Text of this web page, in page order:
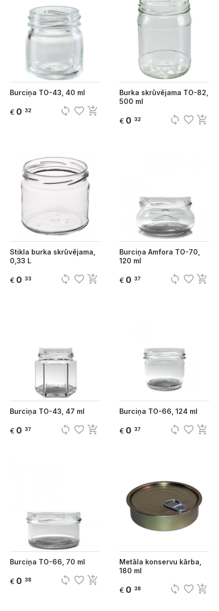
Burciņa TO-43, 40 ml
€ 0 32 sync favorite_border add_shopping_cart
Burka skrūvējama TO-82,
500 ml
€ 0 32 sync favorite_border add_shopping_cart
Stikla burka skrūvējama,
0,33 L
€ 0 33 sync favorite_border add_shopping_cart
Burciņa Amfora TO-70,
120 ml
€ 0 37 sync favorite_border add_shopping_cart
Burciņa TO-43, 47 ml
€ 0 37 sync favorite_border add_shopping_cart
Burciņa TO-66, 124 ml
€ 0 37 sync favorite_border add_shopping_cart
Burciņa TO-66, 70 ml
€ 0 38 sync favorite_border add_shopping_cart
Metāla konservu kārba,
180 ml
€ 0 38 sync favorite_border add_shopping_cart